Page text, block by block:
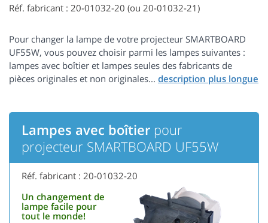
Réf. fabricant : 20-01032-20 (ou 20-01032-21)
Pour changer la lampe de votre projecteur SMARTBOARD
UF55W, vous pouvez choisir parmi les lampes suivantes :
lampes avec boîtier et lampes seules des fabricants de
pièces originales et non originales...
Lampes avec boîtier pour
projecteur SMARTBOARD UF55W
Réf. fabricant : 20-01032-20
Un changement de
lampe facile pour
tout le monde!